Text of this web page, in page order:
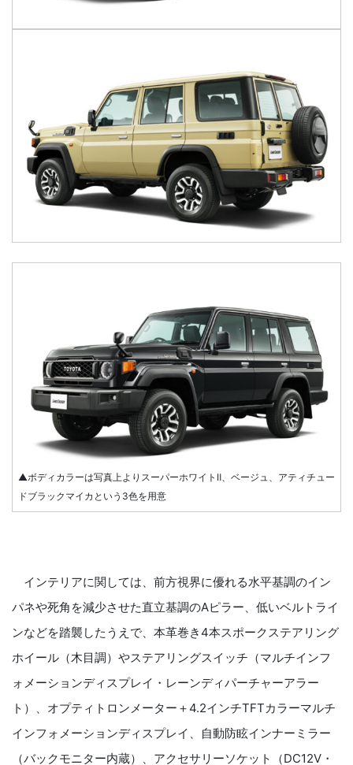
▲ボディカラーは写真上よりスーパーホワイトⅡ、ベージュ、アティチュー
ドブラックマイカという3色を用意
インテリアに関しては、前方視界に優れる水平基調のイン
パネや死角を減少させた直立基調のAピラー、低いベルトライ
ンなどを踏襲したうえで、本革巻き4本スポークステアリング
ホイール（木目調）やステアリングスイッチ（マルチインフ
ォメーションディスプレイ・レーンディパーチャーアラー
ト）、オプティトロンメーター＋4.2インチTFTカラーマルチ
インフォメーションディスプレイ、自動防眩インナーミラー
（バックモニター内蔵）、アクセサリーソケット（DC12V・